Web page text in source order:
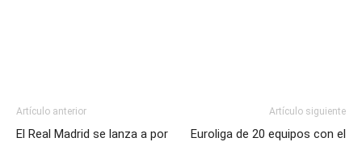
Artículo anterior
El Real Madrid se lanza a por
Artículo siguiente
Euroliga de 20 equipos con el